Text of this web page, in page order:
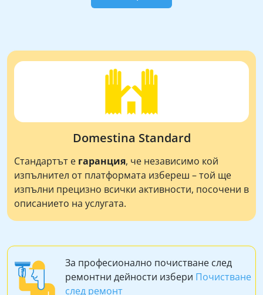
Domestina Standard
Стандартът е гаранция, че независимо кой
изпълнител от платформата избереш – той ще
изпълни прецизно всички активности, посочени в
описанието на услугата.
За професионално почистване след
ремонтни дейности избери Почистване
след ремонт